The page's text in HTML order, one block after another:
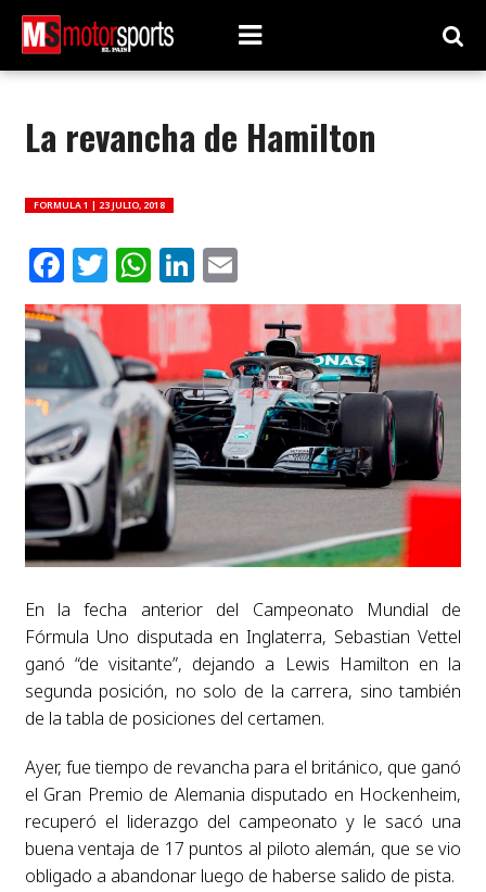
La revancha de Hamilton
FORMULA 1 | 23 JULIO, 2018
Facebook
Twitter
WhatsApp
LinkedIn
Email
En la fecha anterior del Campeonato Mundial de
Fórmula Uno disputada en Inglaterra, Sebastian Vettel
ganó “de visitante”, dejando a Lewis Hamilton en la
segunda posición, no solo de la carrera, sino también
de la tabla de posiciones del certamen.
Ayer, fue tiempo de revancha para el británico, que ganó
el Gran Premio de Alemania disputado en Hockenheim,
recuperó el liderazgo del campeonato y le sacó una
buena ventaja de 17 puntos al piloto alemán, que se vio
obligado a abandonar luego de haberse salido de pista.